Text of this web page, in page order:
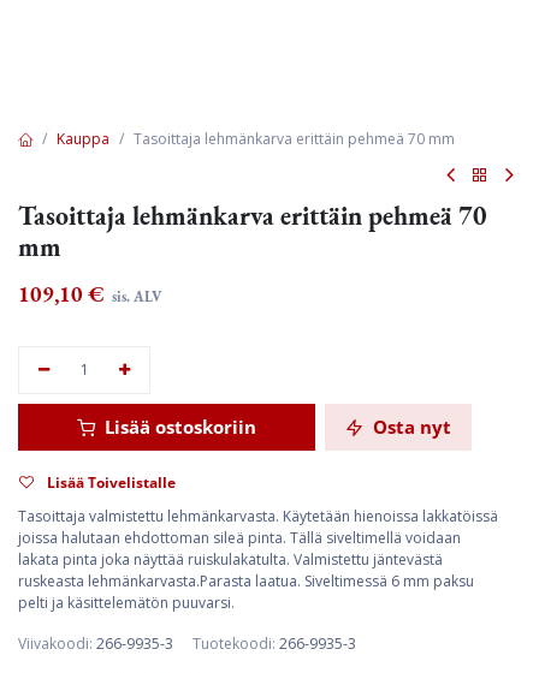
Kauppa Tasoittaja lehmänkarva erittäin pehmeä 70 mm
Tasoittaja lehmänkarva erittäin pehmeä 70
mm
109,10 € sis. ALV
Lisää ostoskoriin Osta nyt
Lisää Toivelistalle
Tasoittaja valmistettu lehmänkarvasta. Käytetään hienoissa lakkatöissä
joissa halutaan ehdottoman sileä pinta. Tällä siveltimellä voidaan
lakata pinta joka näyttää ruiskulakatulta. Valmistettu jäntevästä
ruskeasta lehmänkarvasta.Parasta laatua. Siveltimessä 6 mm paksu
pelti ja käsittelemätön puuvarsi.
Viivakoodi: 266-9935-3 Tuotekoodi: 266-9935-3